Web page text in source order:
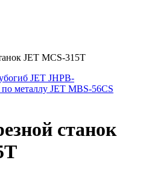
JET MCS-315T
JET JHPB-
металлу JET MBS-56CS
станок